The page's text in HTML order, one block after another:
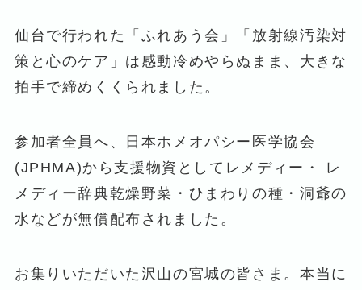
仙台で行われた「ふれあう会」「放射線汚染対
策と心のケア」は感動冷めやらぬまま、大きな
拍手で締めくくられました。
参加者全員へ、日本ホメオパシー医学協会
(JPHMA)から支援物資としてレメディー・ レ
メディー辞典乾燥野菜・ひまわりの種・洞爺の
水などが無償配布されました。
お集りいただいた沢山の宮城の皆さま。本当に